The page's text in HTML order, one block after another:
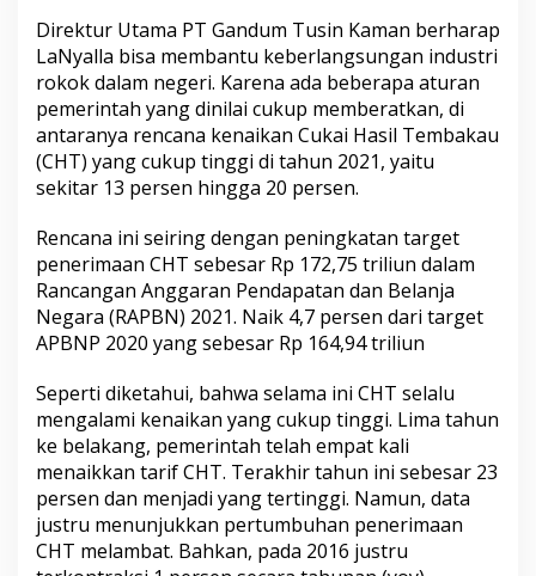
k
a
n
C
u
k
a
i
n
P
e
r
e
d
r
a
n
R
o
k
o
k
Direktur Utama PT Gandum Tusin Kaman berharap
LaNyalla bisa membantu keberlangsungan industri
rokok dalam negeri. Karena ada beberapa aturan
pemerintah yang dinilai cukup memberatkan, di
antaranya rencana kenaikan Cukai Hasil Tembakau
(CHT) yang cukup tinggi di tahun 2021, yaitu
sekitar 13 persen hingga 20 persen.
Rencana ini seiring dengan peningkatan target
penerimaan CHT sebesar Rp 172,75 triliun dalam
Rancangan Anggaran Pendapatan dan Belanja
Negara (RAPBN) 2021. Naik 4,7 persen dari target
APBNP 2020 yang sebesar Rp 164,94 triliun
Seperti diketahui, bahwa selama ini CHT selalu
mengalami kenaikan yang cukup tinggi. Lima tahun
ke belakang, pemerintah telah empat kali
menaikkan tarif CHT. Terakhir tahun ini sebesar 23
persen dan menjadi yang tertinggi. Namun, data
justru menunjukkan pertumbuhan penerimaan
CHT melambat. Bahkan, pada 2016 justru